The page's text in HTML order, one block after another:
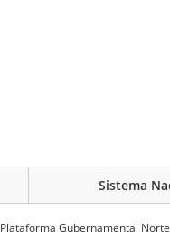
Sistema
Plataforma Gubernamental